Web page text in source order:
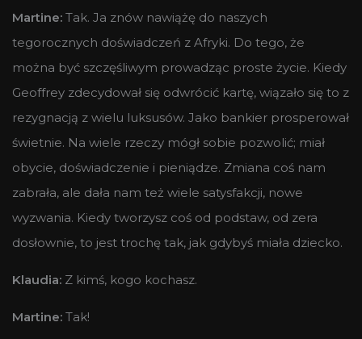
Martine: Tak. Ja znów nawiążę do naszych
tegorocznych doświadczeń z Afryki. Do tego, że
można być szczęśliwym prowadząc proste życie. Kiedy
Geoffrey zdecydował się odwrócić kartę, wiązało się to z
rezygnacją z wielu luksusów. Jako bankier prosperował
świetnie. Na wiele rzeczy mógł sobie pozwolić; miał
obycie, doświadczenie i pieniądze. Zmiana coś nam
zabrała, ale dała nam też wiele satysfakcji, nowe
wyzwania. Kiedy tworzysz coś od podstaw, od zera
dosłownie, to jest trochę tak, jak gdybyś miała dziecko.
Klaudia: Z kimś, kogo kochasz.
Martine: Tak!